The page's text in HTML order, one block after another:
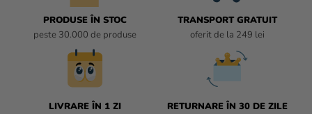
PRODUSE ÎN STOC
peste 30.000 de produse
TRANSPORT GRATUIT
oferit de la 249 lei
LIVRARE ÎN 1 ZI
RETURNARE ÎN 30 DE ZILE